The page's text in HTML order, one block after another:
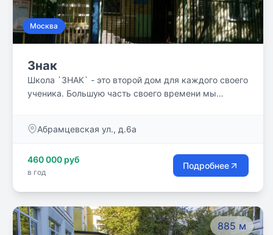
Москва
Знак
Школа `ЗНАК` - это второй дом для каждого своего
ученика. Большую часть своего времени мы
В нашей школе на протяжении многих лет
делают нашу школьную жизнь веселее, интересней
и увлекательней!
Абрамцевская ул., д.6а
460 000 руб
в год
Подробнее
885 м